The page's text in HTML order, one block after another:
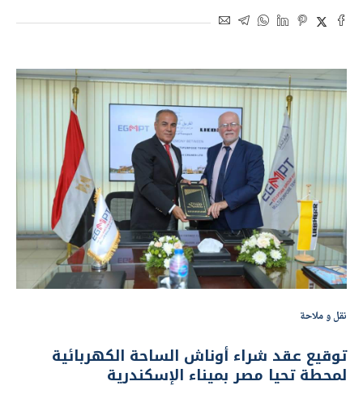
نقل و ملاحة
توقيع عقد شراء أوناش الساحة الكهربائية
لمحطة تحيا مصر بميناء الإسكندرية